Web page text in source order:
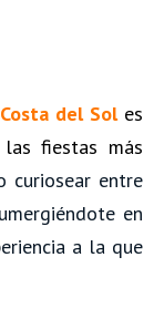
Costa del Sol es
fiestas más
curiosear entre
en
a la que